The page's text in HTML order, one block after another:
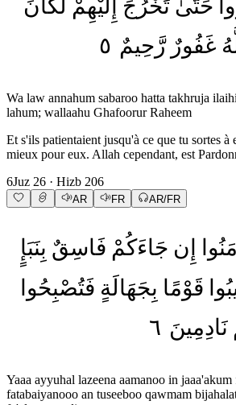
حَتَّىٰ تَخْرُجَ إِلَيْهِمْ لَكَانَ
غَفُورٌ رَّحِيمٌ ٥
Wa law annahum sabaroo hatta takhruja
lahum; wallaahu Ghafoorur Raheem
Et s'ils patientaient jusqu'à ce que tu sortes à
mieux pour eux. Allah cependant, est
6Juz 26 · Hizb 206
AR FR AR/FR
آمَنُوا إِن جَاءَكُمْ فَاسِقٌ بِنَبَإٍ
قَوْمًا بِجَهَالَةٍ فَتُصْبِحُوا
نَادِمِينَ ٦
Yaaa ayyuhal lazeena aamanoo in
fatabaiyanooo an tuseeboo qawmam